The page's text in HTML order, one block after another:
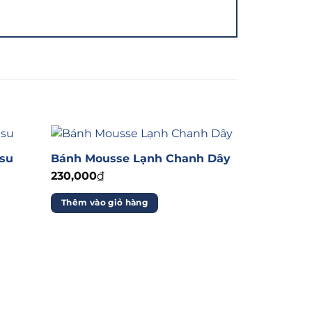
một tổng thể vô cùng hài hòa. Bánh
độ ẩm mượt tuyệt đối. Bánh sau khi
Bánh Mousse Lạnh Chanh Dây
230,000₫
Thêm vào giỏ hàng